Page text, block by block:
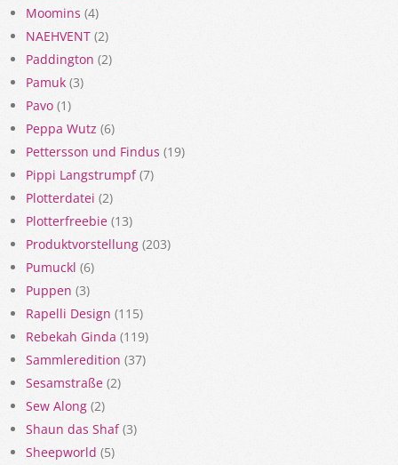
Moomins (4)
NAEHVENT (2)
Paddington (2)
Pamuk (3)
Pavo (1)
Peppa Wutz (6)
Pettersson und Findus (19)
Pippi Langstrumpf(7)
Plotterdatei (2)
Plotterfreebie (13)
Produktvorstellung (203)
Pumuckl (6)
Puppen (3)
Rapelli Design (115)
Rebekah Ginda (119)
Sammleredition (37)
Sesamstraße (2)
Sew Along (2)
Shaun das Shaf(3)
Sheepworld (5)